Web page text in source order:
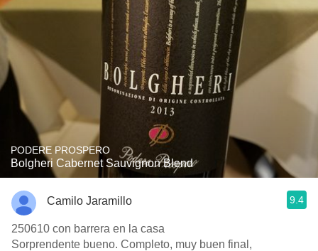
PODERE PROSPERO
Bolgheri Cabernet Sauvignon Blend
Camilo Jaramillo 9.4
250610 con barrera en la casa
Sorprendente bueno. Completo, muy buen final,